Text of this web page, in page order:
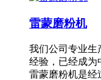
雷蒙磨粉机
我们公司专业生
经验，已经成为
雷蒙磨粉机是经